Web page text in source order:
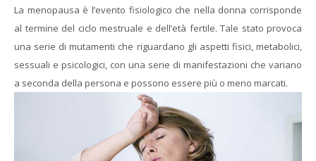
La menopausa è l’evento fisiologico che nella donna corrisponde
al termine del ciclo mestruale e dell’età fertile. Tale stato provoca
una serie di mutamenti che riguardano gli aspetti fisici, metabolici,
sessuali e psicologici, con una serie di manifestazioni che variano
a seconda della persona e possono essere più o meno marcati.